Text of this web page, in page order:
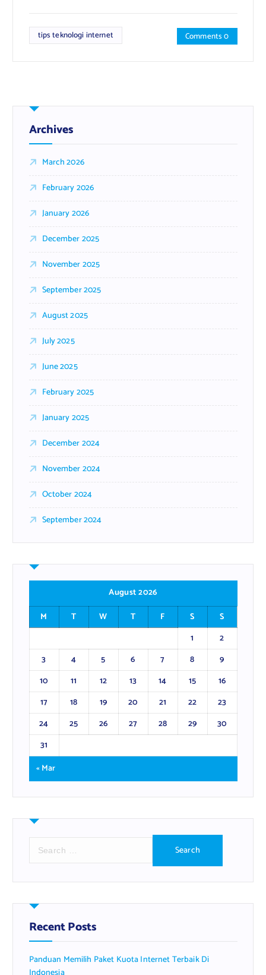
tips teknologi internet Comments 0
Archives
March 2026
February 2026
January 2026
December 2025
November 2025
September 2025
August 2025
July 2025
June 2025
February 2025
January 2025
December 2024
November 2024
October 2024
September 2024
August 2026
M
T W T F S
S
1
2
3
4 5 6 7 8
9
10
11 12 13 14 15
16
17
18 19 20 21 22
23
24
25 26 27 28 29
30
31
« Mar
r
h
f
o
:
Recent Posts
Panduan Memilih Paket Kuota Internet Terbaik Di